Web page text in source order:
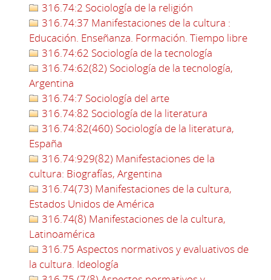
316.74:2 Sociología de la religión
316.74:37 Manifestaciones de la cultura :
Educación. Enseñanza. Formación. Tiempo libre
316.74:62 Sociología de la tecnología
316.74:62(82) Sociología de la tecnología,
Argentina
316.74:7 Sociología del arte
316.74:82 Sociología de la literatura
316.74:82(460) Sociología de la literatura,
España
316.74:929(82) Manifestaciones de la
cultura: Biografías, Argentina
316.74(73) Manifestaciones de la cultura,
Estados Unidos de América
316.74(8) Manifestaciones de la cultura,
Latinoamérica
316.75 Aspectos normativos y evaluativos de
la cultura. Ideología